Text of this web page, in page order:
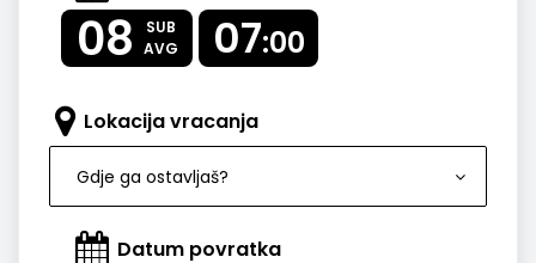
08
SUB
AVG
07:00
Lokacija vracanja
Gdje ga ostavljaš?
Datum povratka